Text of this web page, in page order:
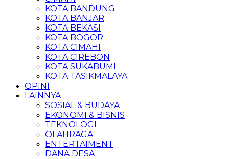
KOTA BANDUNG
KOTA BANJAR
KOTA BEKASI
KOTA BOGOR
KOTA CIMAHI
KOTA CIREBON
KOTA SUKABUMI
KOTA TASIKMALAYA
OPINI
LAINNYA
SOSIAL & BUDAYA
EKONOMI & BISNIS
TEKNOLOGI
OLAHRAGA
ENTERTAIMENT
DANA DESA